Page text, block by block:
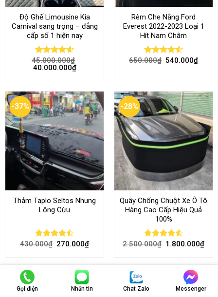
Độ Ghế Limousine Kia
Carnival sang trọng – đẳng
cấp số 1 hiện nay
Rated4.58
out of 5
45.000.000₫
40.000.000₫
Rèm Che Nắng Ford
Everest 2022-2023 Loại 1
Hít Nam Châm
Rated4.51
650.000₫ 540.000₫
-37%
Thảm Taplo Seltos Nhung
Lông Cừu
Rated
430.000₫ 270.000₫
-28%
Quây Chống Chuột Xe Ô Tô
Hàng Cao Cấp Hiệu Quả
100%
Rated 4.51
2.500.000₫ 1.800.000₫
-18% -24%
Gọi điện Nhắn tin Chat Zalo Messenger